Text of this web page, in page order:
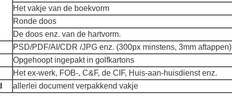
Het vakje van de boekvorm
Ronde doos
De doos enz. van de hartvorm.
PSD/PDF/AI/CDR /JPG enz. (300px minstens, 3mm aftappen)
Opgehoopt ingepakt in golfkartons
Het ex-werk, FOB-, C&F, de CIF, Huis-aan-huisdienst enz.
allerlei document verpakkend vakje